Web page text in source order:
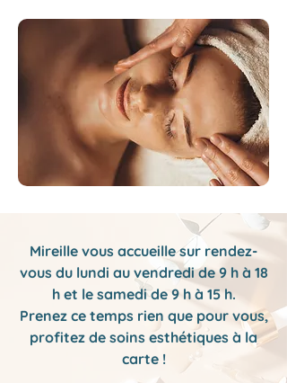
Mireille vous accueille sur rendez-
vous du lundi au vendredi de 9 h à 18
h et le samedi de 9 h à 15 h.
Prenez ce temps rien que pour vous,
profitez de soins esthétiques à la
carte !